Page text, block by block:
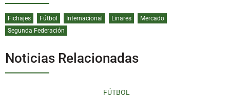
Fichajes Fútbol Internacional Linares
Mercado
Segunda Federación
Noticias Relacionadas
FÚTBOL